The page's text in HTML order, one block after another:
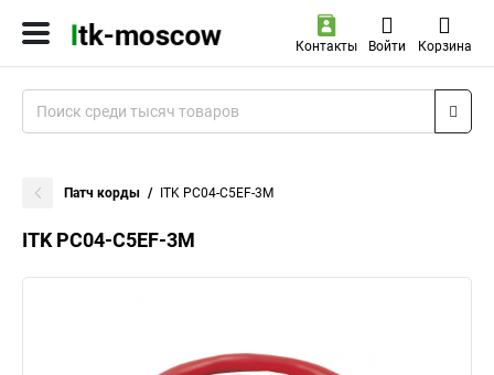
Контакты Войти Корзина
Патч корды ITK PC04-C5EF-3M
ITK PC04-C5EF-3M